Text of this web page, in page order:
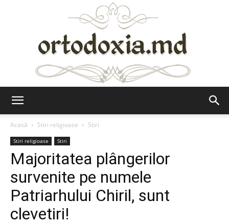
Acasă
Stiri religioase Stiri
Stiri religioase Stiri
Majoritatea plângerilor
survenite pe numele
Patriarhului Chiril, sunt
clevetiri!